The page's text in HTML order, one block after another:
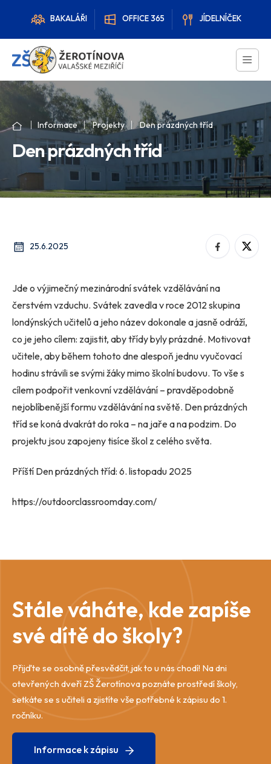
BAKALÁŘI OFFICE 365 JÍDELNÍČEK
Informace Projekty Den prázdných tříd
Den prázdných tříd
25.6.2025
Jde o výjimečný mezinárodní svátek vzdělávání na
čerstvém vzduchu. Svátek zavedla v roce 2012 skupina
londýnských učitelů a jeho název dokonale a jasně odráží,
co je jeho cílem: zajistit, aby třídy byly prázdné. Motivovat
učitele, aby během tohoto dne alespoň jednu vyučovací
hodinu strávili se svými žáky mimo školní budovu. To vše s
cílem podpořit venkovní vzdělávání – pravděpodobně
nejoblíbenější formu vzdělávání na světě. Den prázdných
tříd se koná dvakrát do roka – na jaře a na podzim. Do
projektu jsou zapojeny tisíce škol z celého světa.
Příští Den prázdných tříd: 6. listopadu 2025
https://outdoorclassroomday.com/
Stále váháte, kde zapíše
své dítě do školy?
Přijďte se osobně přesvědčit, jak to u nás chodí! Na dni
otevřených dveří ZŠ Žerotínova poznáte prostředí školy,
setkáte se s učiteli a zjistíte vše potřebné k zápisu do 1.
ročníku.
Informace k zápisu